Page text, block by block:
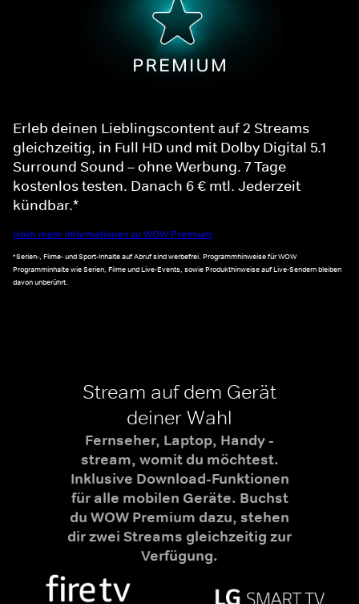
Erleb deinen Lieblingscontent auf 2 Streams
gleichzeitig, in Full HD und mit Dolby Digital 5.1
Surround Sound – ohne Werbung. 7 Tage
kostenlos testen. Danach 6 € mtl. Jederzeit
kündbar.*
Noch mehr Informationen zu WOW Premium
*Serien-, Filme- und Sport-Inhalte auf Abruf sind werbefrei. Programmhinweise für WOW
Programminhalte wie Serien, Filme und Live-Events, sowie Produkthinweise auf Live-Sendern bleiben
davon unberührt.
Stream auf dem Gerät
deiner Wahl
Fernseher, Laptop, Handy -
stream, womit du möchtest.
Inklusive Download-Funktionen
für alle mobilen Geräte. Buchst
du WOW Premium dazu, stehen
dir zwei Streams gleichzeitig zur
Verfügung.